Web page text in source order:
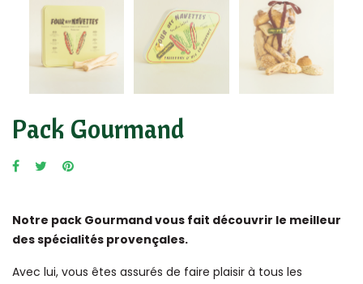
Pack Gourmand
Notre pack Gourmand vous fait découvrir le meilleur
des spécialités provençales.
Avec lui, vous êtes assurés de faire plaisir à tous les